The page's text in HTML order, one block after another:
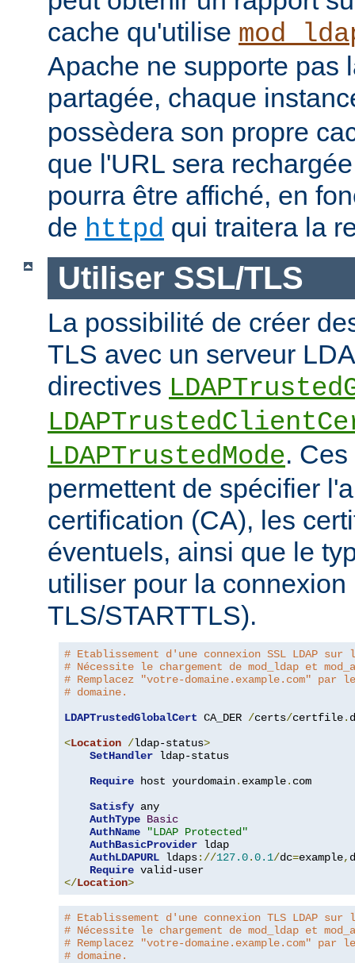
cache qu'utilise
Apache ne supporte pas
partagée, chaque
possèdera son propre
que l'URL sera
pourra être affiché, en
de httpd qui traitera la
Utiliser SSL/TLS
La possibilité de créer
TLS avec un serveur
directives
LDAPTrustedMode.
permettent de spécifier
certification (CA), les
éventuels, ainsi que le
utiliser pour la
TLS/STARTTLS).
# Etablissement d'une connexion SSL LDAP
# Nécessite le chargement de mod_ldap et
# Remplacez "votre-domaine.example.com" par
# domaine.
LDAPTrustedGlobalCert CA_DER /certs/certfile.
<Location /ldap-status>
SetHandler ldap-status
Require host yourdomain. example. com
Satisfy any
AuthType Basic
AuthName
"LDAP Protected"
AuthBasicProvider ldap
AuthLDAPURL ldaps://127.0.0.1/dc=example,
Require
</Location>
# Etablissement d'une connexion TLS LDAP
# Nécessite le chargement de mod_ldap et
# Remplacez "votre-domaine.example.com" par
# domaine.